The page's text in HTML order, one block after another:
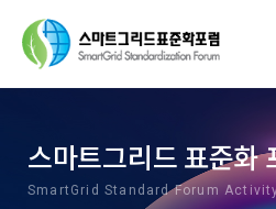
스마트그리드 표준화
SmartGrid Standard Forum